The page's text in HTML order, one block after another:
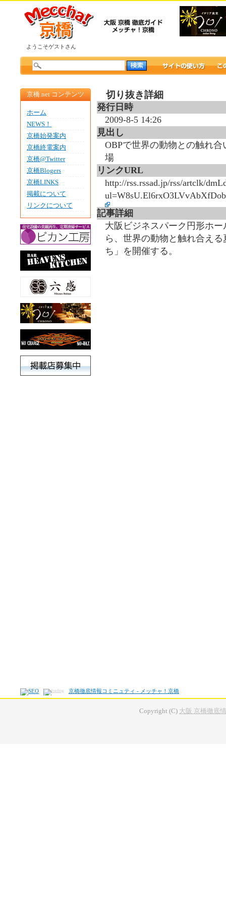
ようこそゲストさん
京橋.net コンテンツ
ホーム
NEWS！
京橋始発案内
京橋終電案内
京橋@Twitter
京橋Blogers
京橋LINKS
掲載について
リンクについて
切り抜き詳細
発行日時
2009-8-5 14:26
見出し
OBPで世界の動物との触れ
場
リンクURL
http://rss.rssad.jp/rss/artclk/
記事詳細
大阪ビジネスパーク円形ホ
ら、世界の動物と触れ合え
ち」を開催する。
京橋徹底情報コミニュティ - メッチャ！京橋
Copyright (C) 大阪 京橋徹底